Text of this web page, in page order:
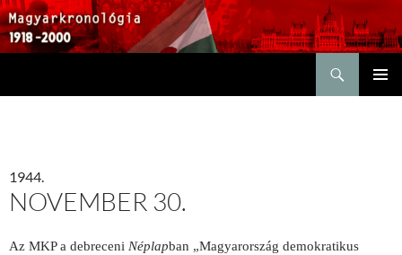
1944.
NOVEMBER 30.
Az MKP a debreceni Néplapban „Magyarország demokratikus